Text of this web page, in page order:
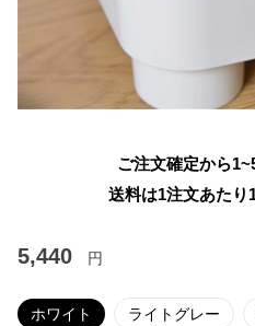
ご注文確定から
送料は1注文あたり
5,440 円
ホワイト ライトグレー